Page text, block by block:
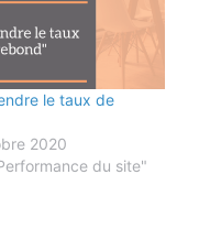
le taux de
2020
du site"